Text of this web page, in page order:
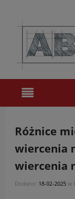
Różnice
wiercenia
wiercenia
Dodano: 18-02-2025 w